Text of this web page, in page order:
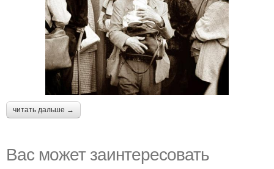
читать дальше →
Вас может заинтересовать